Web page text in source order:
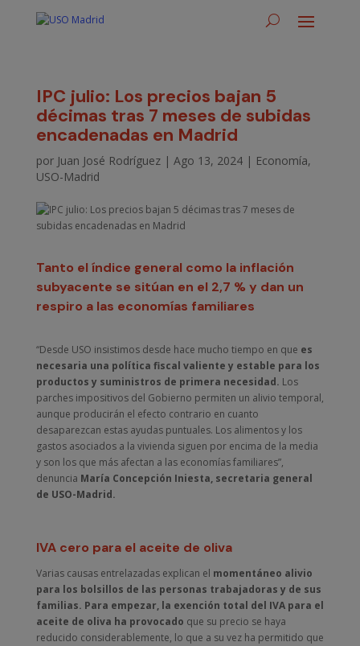
IPC julio: Los precios bajan 5
décimas tras 7 meses de subidas
encadenadas en Madrid
por Juan José Rodríguez| Ago 13, 2024| Economía,
USO-Madrid
Tanto el índice general como la inflación
subyacente se sitúan en el 2,7 % y dan un
respiro a las economías familiares
“Desde USO insistimos desde hace mucho tiempo en que es
necesaria una política fiscal valiente y estable para los
productos y suministros de primera necesidad. Los
parches impositivos del Gobierno permiten un alivio temporal,
aunque producirán el efecto contrario en cuanto
desaparezcan estas ayudas puntuales. Los alimentos y los
gastos asociados a la vivienda siguen por encima de la media
y son los que más afectan a las economías familiares”,
denuncia María Concepción Iniesta, secretaria general
de USO-Madrid.
IVA cero para el aceite de oliva
Varias causas entrelazadas explican el momentáneo alivio
para los bolsillos de las personas trabajadoras y de sus
familias. Para empezar, la exención total del IVA para el
aceite de oliva ha provocado que su precio se haya
reducido considerablemente, lo que a su vez ha permitido que